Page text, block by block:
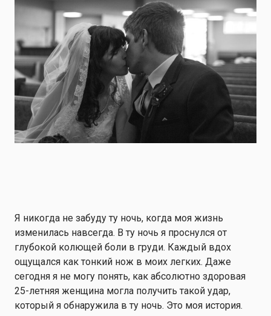
Я никогда не забуду ту ночь, когда моя жизнь
изменилась навсегда. В ту ночь я проснулся от
глубокой колющей боли в груди. Каждый вдох
ощущался как тонкий нож в моих легких. Даже
сегодня я не могу понять, как абсолютно здоровая
25-летняя женщина могла получить такой удар,
который я обнаружила в ту ночь. Это моя история.